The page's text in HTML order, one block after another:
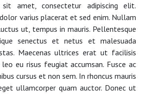
amet, consectetur adipiscing elit.
varius placerat et sed enim. Nullam
ut, tempus in mauris. Pellentesque
senectus et netus et malesuada
Maecenas ultrices erat ut facilisis
leo eu risus feugiat accumsan. Fusce ac
cursus et non sem. In rhoncus mauris
ullamcorper quam auctor. Donec ut